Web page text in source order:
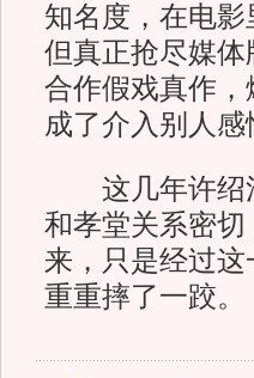
知名度，在电
但真正抢尽媒
合作假戏真作
成了介入别人
这几年许绍洋
和孝堂关系密
来，只是经过
重重摔了一跤。